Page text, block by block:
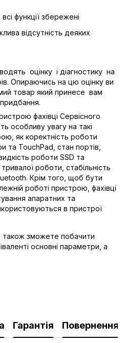
функції збережені
відсутність деяких
оцінку і діагностику на
Опираючись на цю оцінку ви
товар який принесе вам
фахівці Сервісного
особливу увагу на такі
як коректність роботи
та TouchPad, стан портів,
роботи SSD та
роботи, стабільність
Крім того, щоб бути
роботі пристрою, фахівці
апаратних та
в пристрої
також зможете побачити
основні параметри, а
Гарантія Повернення